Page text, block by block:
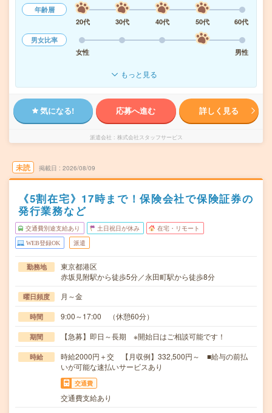
年齢層
20代
30代 40代 50代
60代
男女比率
女性
男性
もっと見る
気になる! 応募へ進む 詳しく見る
派遣会社 株式会社スタッフサービス
未読 掲載日 2026/08/09
《5割在宅》17時まで！保険会社で保険証券の
発行業務など
交通費別途支給あり 土日祝日が休み 在宅・リモート
WEB登録OK 派遣
勤務地
東京都港区
赤坂見附駅から徒歩5分／永田町駅から徒歩8分
曜日頻度 月～金
時間 9:00～17:00 （休憩60分）
期間 【急募】即日～長期 ※開始日はご相談可能です！
時給
時給2000円＋交 【月収例】332,500円～ ■給与の前払
いが可能な速払いサービスあり
交通費
交通費支給あり